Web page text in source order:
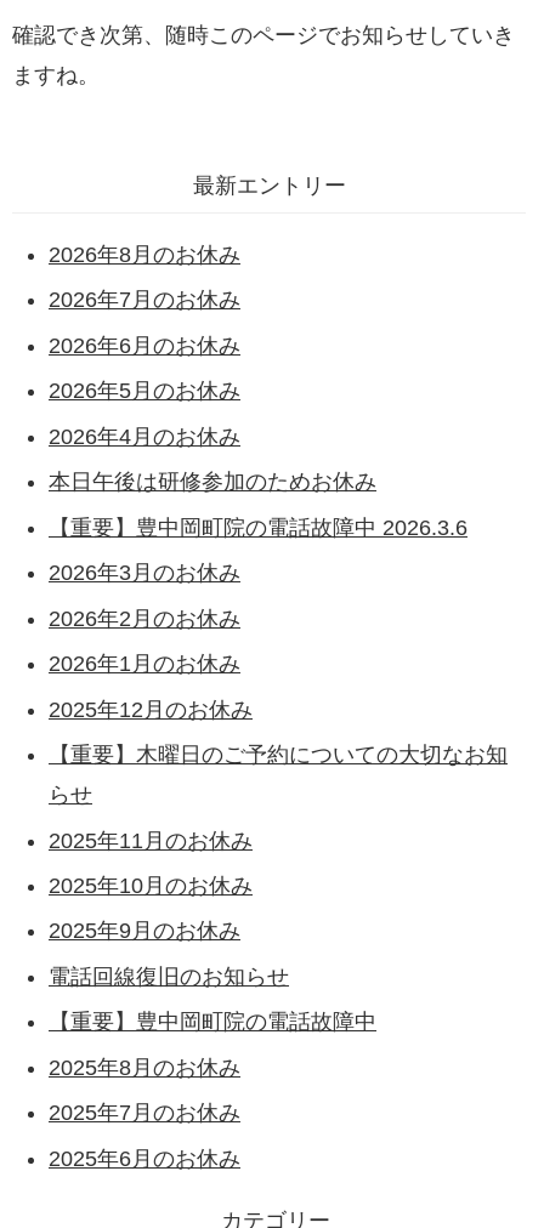
確認でき次第、随時このページでお知らせしていき
ますね。
最新エントリー
2026年8月のお休み
2026年7月のお休み
2026年6月のお休み
2026年5月のお休み
2026年4月のお休み
本日午後は研修参加のためお休み
【重要】豊中岡町院の電話故障中 2026.3.6
2026年3月のお休み
2026年2月のお休み
2026年1月のお休み
2025年12月のお休み
【重要】木曜日のご予約についての大切なお知
らせ
2025年11月のお休み
2025年10月のお休み
2025年9月のお休み
電話回線復旧のお知らせ
【重要】豊中岡町院の電話故障中
2025年8月のお休み
2025年7月のお休み
2025年6月のお休み
カテゴリー